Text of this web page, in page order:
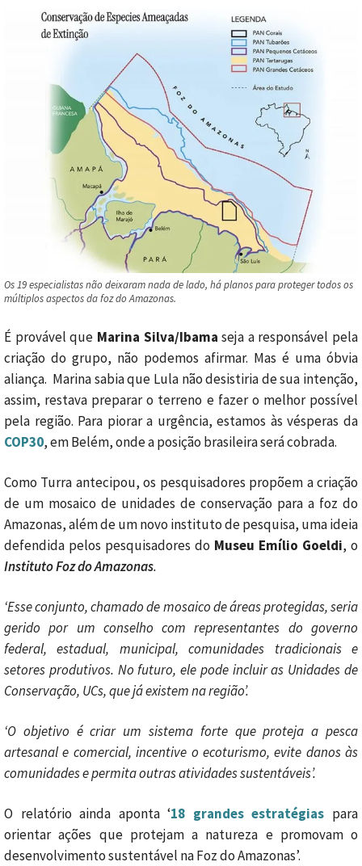
Os 19 especialistas não deixaram nada de lado, há planos para proteger todos os
múltiplos aspectos da foz do Amazonas.
É provável que Marina Silva/Ibama seja a responsável pela
criação do grupo, não podemos afirmar. Mas é uma óbvia
aliança. Marina sabia que Lula não desistiria de sua intenção,
assim, restava preparar o terreno e fazer o melhor possível
pela região. Para piorar a urgência, estamos às vésperas da
COP30, em Belém, onde a posição brasileira será cobrada.
Como Turra antecipou, os pesquisadores propõem a criação
de um mosaico de unidades de conservação para a foz do
Amazonas, além de um novo instituto de pesquisa, uma ideia
defendida pelos pesquisadores do Museu Emílio Goeldi, o
Instituto Foz do Amazonas.
‘Esse conjunto, chamado de mosaico de áreas protegidas, seria
gerido por um conselho com representantes do governo
federal, estadual, municipal, comunidades tradicionais e
setores produtivos. No futuro, ele pode incluir as Unidades de
Conservação, UCs, que já existem na região’.
‘O objetivo é criar um sistema forte que proteja a pesca
artesanal e comercial, incentive o ecoturismo, evite danos às
comunidades e permita outras atividades sustentáveis’.
O relatório ainda aponta ‘18 grandes estratégias para
orientar ações que protejam a natureza e promovam o
desenvolvimento sustentável na Foz do Amazonas’.